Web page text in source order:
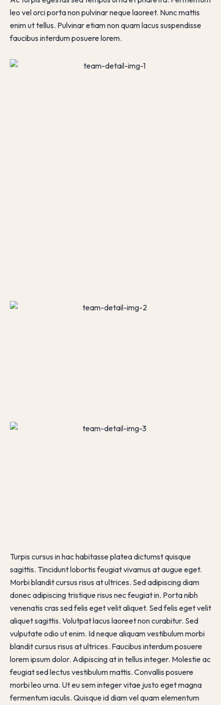
leo vel orci porta non pulvinar neque laoreet. Nunc mattis
enim ut tellus. Pulvinar etiam non quam lacus suspendisse
faucibus interdum posuere lorem.
Turpis cursus in hac habitasse platea dictumst quisque
sagittis. Tincidunt lobortis feugiat vivamus at augue eget.
Morbi blandit cursus risus at ultrices. Sed adipiscing diam
donec adipiscing tristique risus nec feugiat in. Porta nibh
venenatis cras sed felis eget velit aliquet. Sed felis eget velit
aliquet sagittis. Volutpat lacus laoreet non curabitur. Sed
vulputate odio ut enim. Id neque aliquam vestibulum morbi
blandit cursus risus at ultrices. Faucibus interdum posuere
lorem ipsum dolor. Adipiscing at in tellus integer. Molestie ac
feugiat sed lectus vestibulum mattis. Convallis posuere
morbi leo urna. Ut eu sem integer vitae justo eget magna
fermentum iaculis. Quisque id diam vel quam elementum